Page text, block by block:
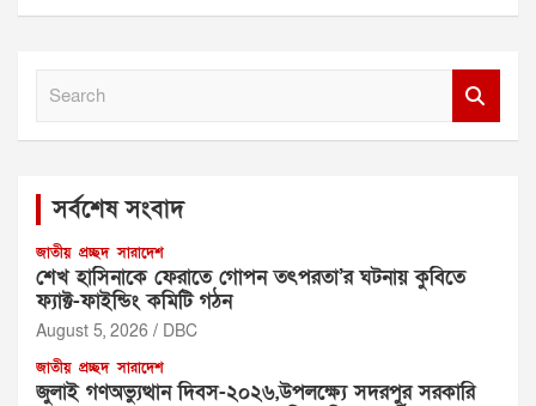
সর্বশেষ সংবাদ
জাতীয় প্রচ্ছদ সারাদেশ
শেখ হাসিনাকে ফেরাতে গোপন তৎপরতা’র ঘটনায় কুবিতে
ফ্যাক্ট-ফাইন্ডিং কমিটি গঠন
August 5, 2026 DBC
জাতীয় প্রচ্ছদ সারাদেশ
জুলাই গণঅভ্যুত্থান দিবস-২০২৬,উপলক্ষ্যে সদরপুর সরকারি